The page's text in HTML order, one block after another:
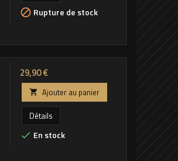
 Rupture de stock
Prix
29,90 €

Ajouter au panier
Détails
 En stock